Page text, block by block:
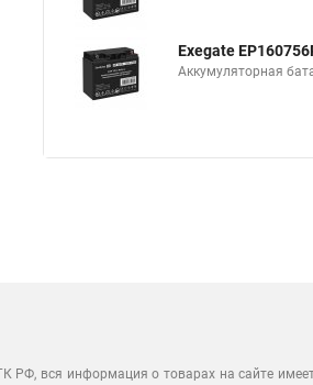
Exegate
Аккумуляторная
РФ, вся информация о товарах на сайте